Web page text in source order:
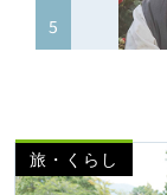
旅・くらし